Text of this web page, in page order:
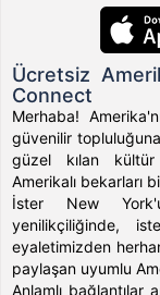
Ücretsiz
Connect
Merhaba!
güvenilir
güzel kılan
Amerikalı bekarları
İster New
yenilikçiliğinde,
eyaletimizden
paylaşan uyumlu
Anlamlı bağlantılar